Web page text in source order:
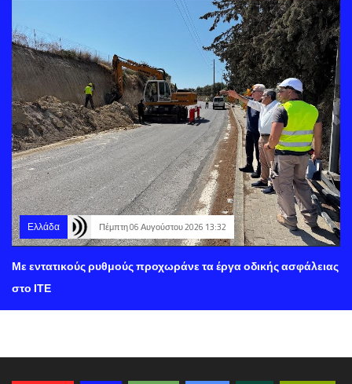
Ελλάδα Πέμπτη 06 Αυγούστου 2026 13:32
Με εντατικούς ρυθμούς προχωράνε τα έργα οδικής ασφάλειας
στο ΙΤΕ